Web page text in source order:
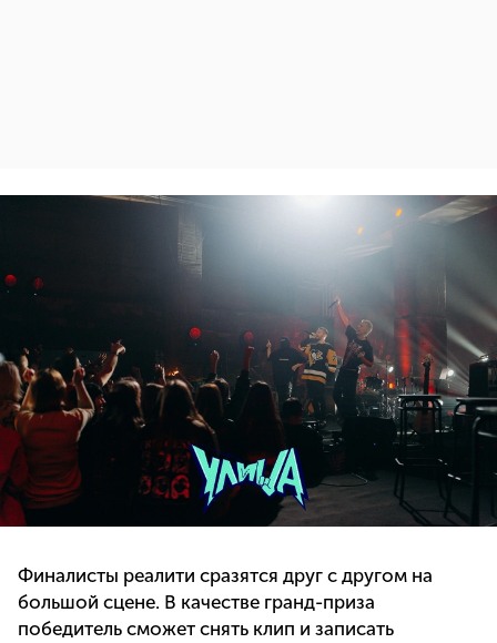
Финалисты реалити сразятся друг с другом на
большой сцене. В качестве гранд-приза
победитель сможет снять клип и записать